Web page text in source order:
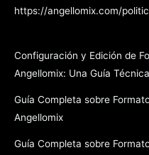
https://angellomix.com/
Configuración y Edición de
Angellomix: Una Guía
Guía Completa sobre
Angellomix
Guía Completa sobre